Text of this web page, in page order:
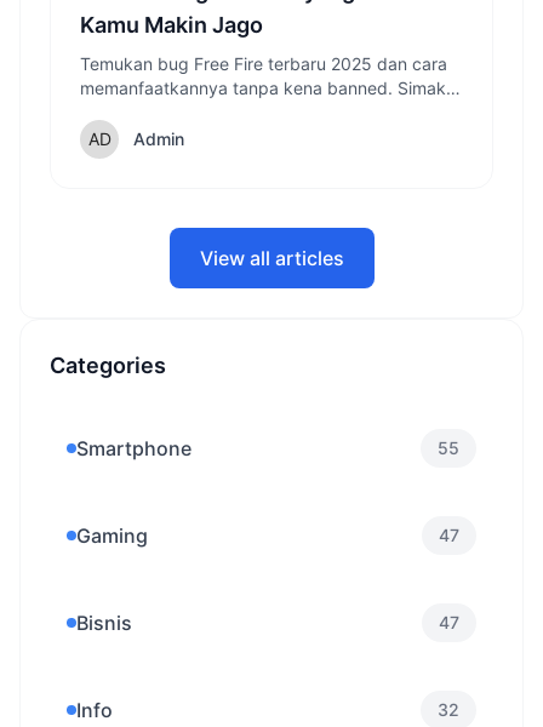
Kamu Makin Jago
Temukan bug Free Fire terbaru 2025 dan cara
memanfaatkannya tanpa kena banned. Simak
Admin
View all articles
Categories
Smartphone 55
Gaming 47
Bisnis 47
Info 32